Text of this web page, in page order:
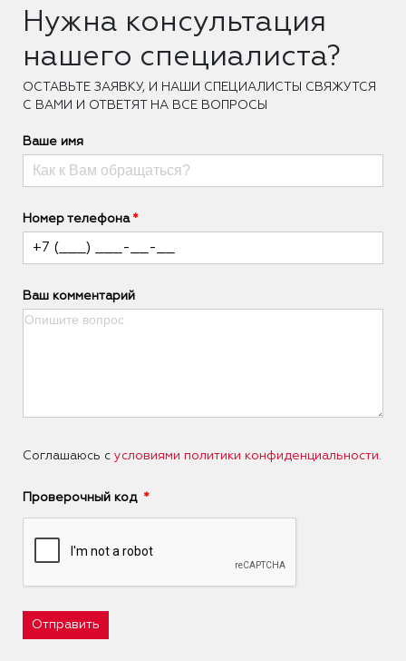
Нужна консультация
нашего специалиста?
ОCТАВЬТЕ ЗАЯВКУ, И НАШИ СПЕЦИАЛИСТЫ СВЯЖУТСЯ
С ВАМИ И ОТВЕТЯТ НА ВСЕ ВОПРОСЫ
Ваше имя
Номер телефона
Ваш комментарий
Соглашаюсь с условиями политики конфиденциальности.
Проверочный код
Отправить